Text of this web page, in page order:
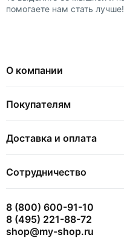
помогаете нам стать лучше!
О компании
Покупателям
Доставка и оплата
Сотрудничество
8 (800) 600-91-10
8 (495) 221-88-72
shop@my-shop.ru